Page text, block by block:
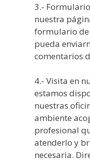
3.-
nuestra
formulario de
pueda
comentarios
4.- Visita en
estamos
nuestras
ambiente
profesional
atenderlo y
necesaria.